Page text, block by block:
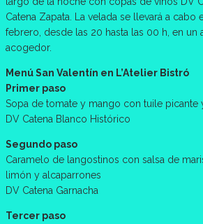
Catena Zapata. La velada se llevará a cabo
febrero, desde las 20 hasta las 00 h, en un
acogedor.
Menú San Valentín en L’Atelier Bistró
Primer paso
Sopa de tomate y mango con tuile picante
DV Catena Blanco Histórico
Segundo paso
Caramelo de langostinos con salsa de
limón y alcaparrones
DV Catena Garnacha
Tercer paso